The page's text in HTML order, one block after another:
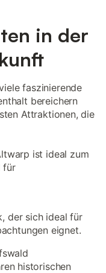
in der
faszinierende
bereichern
Attraktionen, die
ist ideal zum
für
der sich ideal für
eignet.
historischen